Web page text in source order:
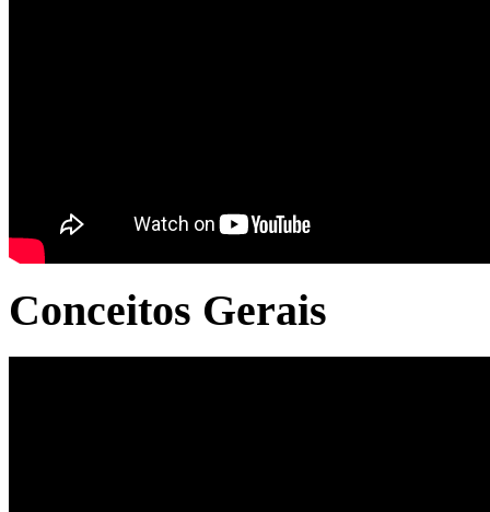
Conceitos Gerais